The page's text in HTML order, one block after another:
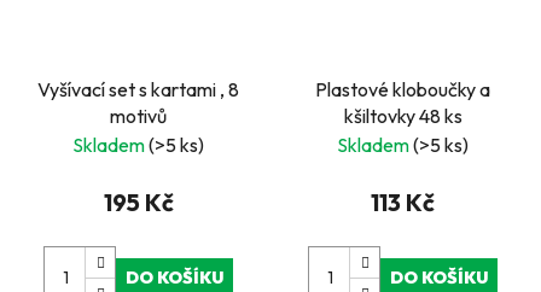
Vyšívací set s kartami , 8
motivů
Skladem(>5 ks)
195 Kč
DO KOŠÍKU
Plastové kloboučky a
kšiltovky 48 ks
Skladem(>5 ks)
113 Kč
DO KOŠÍKU